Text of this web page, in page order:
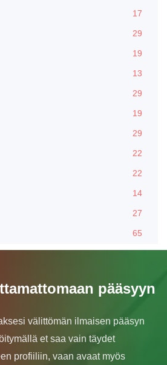
17
29
19
13
29
19
29
22
22
14
27
65
pääsyyn
välittömän ilmaisen pääsyn
et saa vain täydet
profiiliin, vaan avaat myös